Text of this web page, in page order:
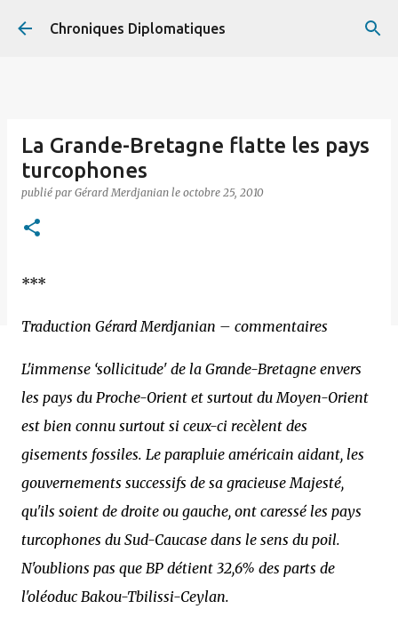
Accéder au contenu principal
Chroniques Diplomatiques
La Grande-Bretagne flatte les pays
turcophones
publié par Gérard Merdjanian le octobre 25, 2010
***
Traduction Gérard Merdjanian – commentaires
L'immense ‘sollicitude' de la Grande-Bretagne envers
les pays du Proche-Orient et surtout du Moyen-Orient
est bien connu surtout si ceux-ci recèlent des
gisements fossiles. Le parapluie américain aidant, les
gouvernements successifs de sa gracieuse Majesté,
qu'ils soient de droite ou gauche, ont caressé les pays
turcophones du Sud-Caucase dans le sens du poil.
N'oublions pas que BP détient 32,6% des parts de
l'oléoduc Bakou-Tbilissi-Ceylan.